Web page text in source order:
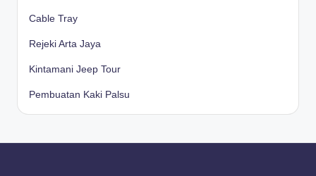
Cable Tray
Rejeki Arta Jaya
Kintamani Jeep Tour
Pembuatan Kaki Palsu